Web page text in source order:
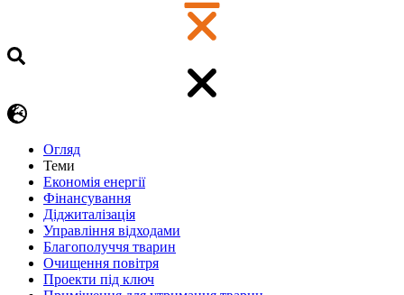
Огляд
Теми
Економія енергії
Фінансування
Діджиталізація
Управління відходами
Благополуччя тварин
Очищення повітря
Проекти під ключ